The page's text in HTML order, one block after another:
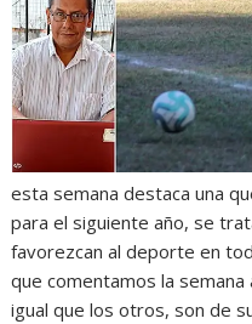
esta semana destaca una
para el siguiente año, se
favorezcan al deporte en
que comentamos la
igual que los otros, son de